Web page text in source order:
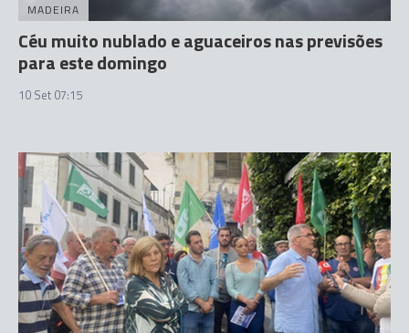
MADEIRA
Céu muito nublado e aguaceiros nas previsões
para este domingo
10 Set 07:15